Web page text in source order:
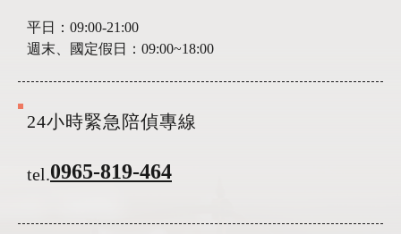
平日： 09:00-21:00
週末、國定假日： 09:00~18:00
24小時緊急陪偵專線
tel.0965-819-464